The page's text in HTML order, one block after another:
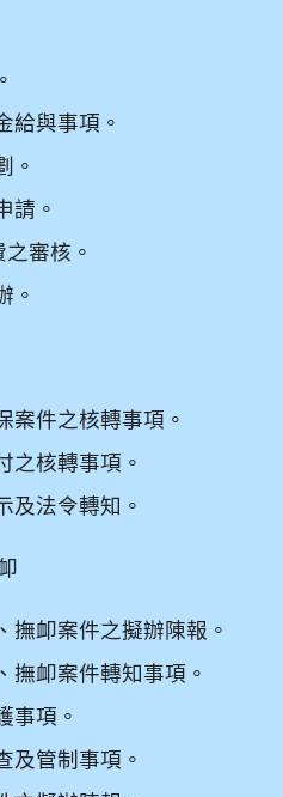
給與事項。
。
請。
審核。
。
案件之核轉事項。
之核轉事項。
及法令轉知。
撫卹案件之擬辦陳報。
撫卹案件轉知事項。
事項。
及管制事項。